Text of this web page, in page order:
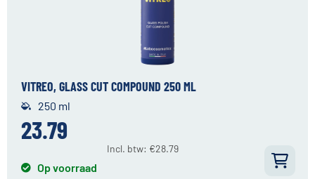
VITREO, GLASS CUT COMPOUND 250 ML
250 ml
23.79
Incl. btw: €28.79
Op voorraad